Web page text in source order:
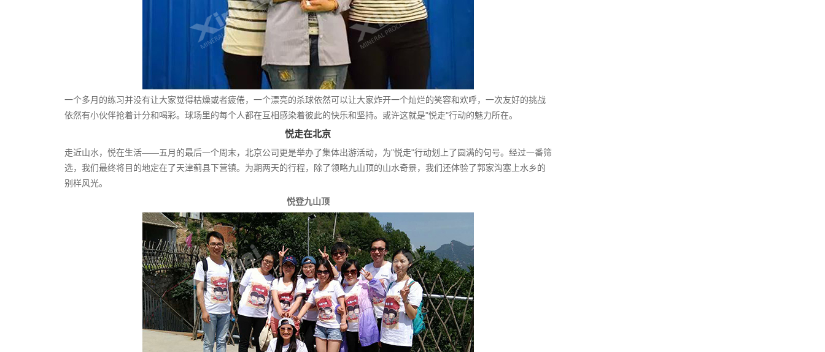
一个多月的练习并没有让大家觉得枯燥或者疲倦，一个漂亮的杀球依然可以让大家炸开一个灿烂的笑容和欢呼，一次友好的挑战
依然有小伙伴抢着计分和喝彩。球场里的每个人都在互相感染着彼此的快乐和坚持。或许这就是"悦走"行动的魅力所在。
悦走在北京
走近山水，悦在生活——五月的最后一个周末，北京公司更是举办了集体出游活动，为"悦走"行动划上了圆满的句号。经过一番筛
选，我们最终将目的地定在了天津蓟县下营镇。为期两天的行程，除了领略九山顶的山水奇景，我们还体验了郭家沟塞上水乡的
别样风光。
悦登九山顶